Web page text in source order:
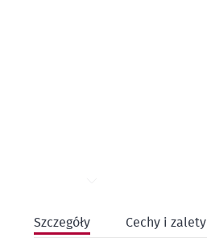
na
początek
Szczegóły Cechy i zalety